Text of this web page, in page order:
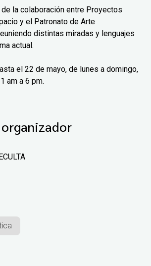
la colaboración entre Proyectos
y el Patronato de Arte
distintas miradas y lenguajes
actual.
el 22 de mayo, de lunes a domingo,
am a 6 pm.